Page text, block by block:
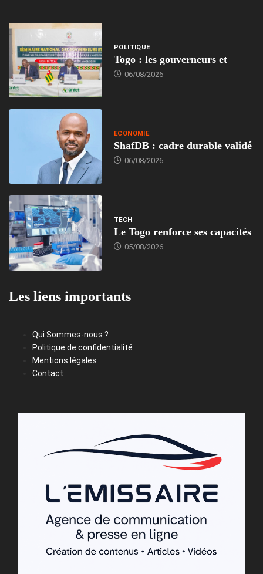
POLITIQUE
Togo : les gouverneurs et
06/08/2026
ECONOMIE
ShafDB : cadre durable validé
06/08/2026
TECH
Le Togo renforce ses capacités
05/08/2026
Les liens importants
Qui Sommes-nous ?
Politique de confidentialité
Mentions légales
Contact